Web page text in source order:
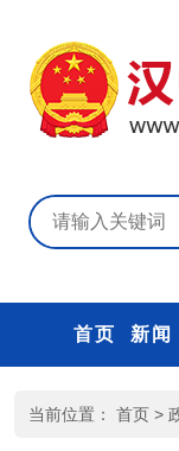
首页 新闻
当前位置： 首页 >